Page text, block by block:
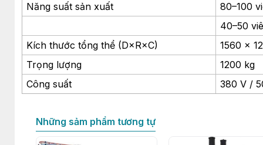
Năng suất sản xuất
80–100
40–50
Kích thước tổng thể (D×R×C)
1560 ×
Trọng lượng
1200 kg
Công suất
380 V /
Những sảm phẩm tương tự